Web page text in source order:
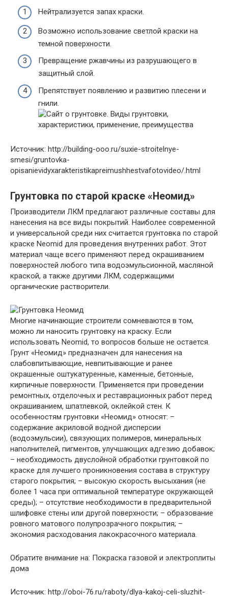
Нейтрализуется запах краски.
Возможно использование светлой краски на
темной поверхности.
Превращение ржавчины из разрушающего в
защитный слой.
Препятствует появлению и развитию плесени и
гнили.
Источник: http://building-ooo.ru/suxie-stroitelnye-
smesi/gruntovka-
opisanievidyxarakteristikapreimushhestvafotovideo/.html
Грунтовка по старой краске «Неомид»
Производители ЛКМ предлагают различные составы для
нанесения на все виды покрытий. Наиболее современной
и универсальной среди них считается грунтовка по старой
краске Neomid для проведения внутренних работ. Этот
материал чаще всего применяют перед окрашиванием
поверхностей любого типа водоэмульсионной, масляной
краской, а также другими ЛКМ, содержащими
органические растворители.
Многие начинающие строители сомневаются в том,
можно ли наносить грунтовку на краску. Если
использовать Neomid, то вопросов больше не остается.
Грунт «Неомид» предназначен для нанесения на
слабовпитывающие, невпитывающие и ранее
окрашенные оштукатуренные, каменные, бетонные,
кирпичные поверхности. Применяется при проведении
ремонтных, отделочных и реставрационных работ перед
окрашиванием, шпатлевкой, оклейкой стен. К
особенностям грунтовки «Неомид» относят: –
содержание акриловой водной дисперсии
(водоэмульсии), связующих полимеров, минеральных
наполнителей, пигментов, улучшающих адгезию добавок;
– необходимость двуслойной обработки грунтовкой по
краске для лучшего проникновения состава в структуру
старого покрытия; – высокую скорость высыхания (не
более 1 часа при оптимальной температуре окружающей
среды); – отсутствие необходимости в предварительной
шлифовке стены или другой поверхности; – образование
ровного матового полупрозрачного покрытия; –
экономия расходования лакокрасочного материала.
Обратите внимание на: Покраска газовой и электроплиты
дома
Источник: http://oboi-76.ru/raboty/dlya-kakoj-celi-sluzhit-